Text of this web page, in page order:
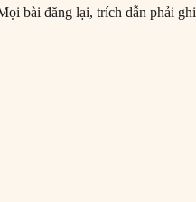
bài đăng lại, trích dẫn phải ghi